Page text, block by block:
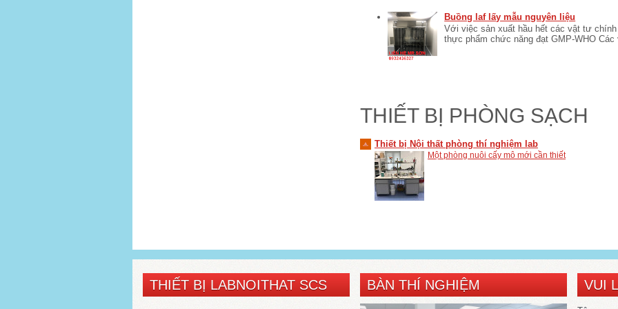
Buồng laf lấy mẫu nguyên liệu
Với việc sản xuất hầu hết các vật tư
thực phẩm chức năng đạt GMP-WHO
THIẾT BỊ PHÒNG SẠCH
Thiết bị Nội thất phòng thí nghiệm lab
Một phòng nuôi cấy mô mới cần thiết
THIẾT BỊ LABNOITHAT SCS BÀN THÍ NGHIỆM VUI